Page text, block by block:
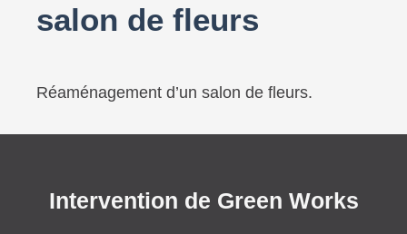
salon de fleurs
Réaménagement d’un salon de fleurs.
Intervention de Green Works